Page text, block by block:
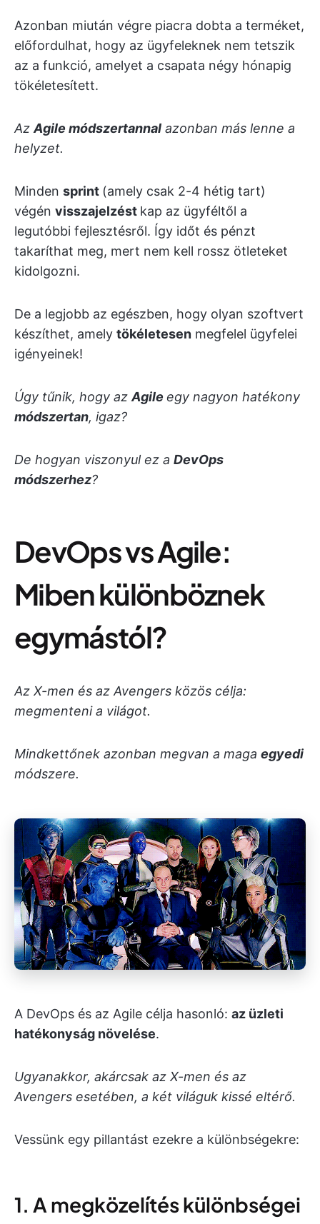
Azonban miután végre piacra dobta a terméket,
előfordulhat, hogy az ügyfeleknek nem tetszik
az a funkció, amelyet a csapata négy hónapig
tökéletesített.
Az Agile módszertannal azonban más lenne a
helyzet.
Minden sprint (amely csak 2-4 hétig tart)
végén visszajelzést kap az ügyféltől a
legutóbbi fejlesztésről. Így időt és pénzt
takaríthat meg, mert nem kell rossz ötleteket
kidolgozni.
De a legjobb az egészben, hogy olyan szoftvert
készíthet, amely tökéletesen megfelel ügyfelei
igényeinek!
Úgy tűnik, hogy az Agile egy nagyon hatékony
módszertan, igaz?
De hogyan viszonyul ez a DevOps
módszerhez?
DevOps vs Agile:
Miben különböznek
egymástól?
Az X-men és az Avengers közös célja:
megmenteni a világot.
Mindkettőnek azonban megvan a maga egyedi
módszere.
A DevOps és az Agile célja hasonló: az üzleti
hatékonyság növelése.
Ugyanakkor, akárcsak az X-men és az
Avengers esetében, a két világuk kissé eltérő.
Vessünk egy pillantást ezekre a különbségekre:
1. A megközelítés különbségei